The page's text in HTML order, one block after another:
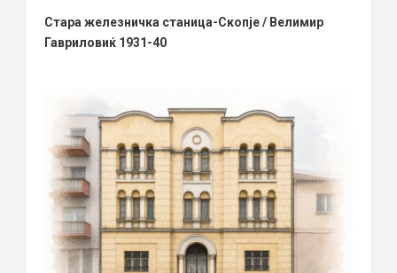
Стара железничка станица-Скопје / Велимир
Гавриловиќ 1931-40